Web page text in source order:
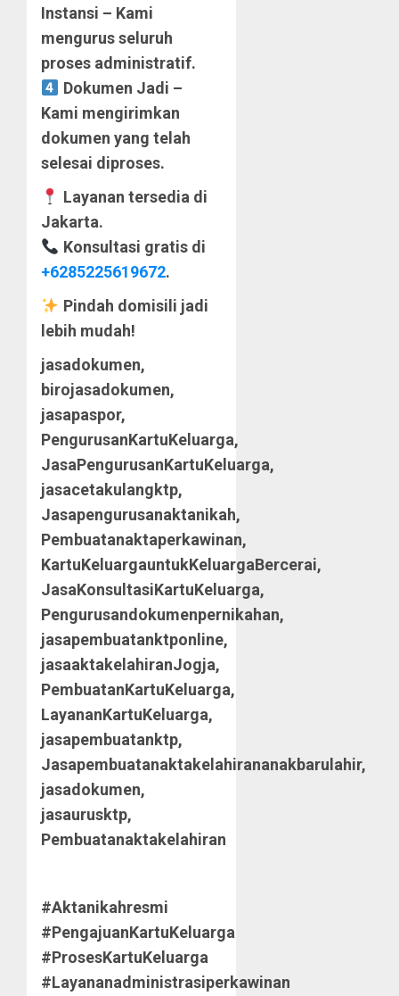
Instansi – Kami
mengurus seluruh
proses administratif.
Dokumen Jadi –
Kami mengirimkan
dokumen yang telah
selesai diproses.
Layanan tersedia di
Jakarta.
Konsultasi gratis di
+6285225619672.
Pindah domisili jadi
lebih mudah!
jasadokumen,
birojasadokumen,
jasapaspor,
PengurusanKartuKeluarga,
JasaPengurusanKartuKeluarga,
jasacetakulangktp,
Jasapengurusanaktanikah,
Pembuatanaktaperkawinan,
KartuKeluargauntukKeluargaBercerai,
JasaKonsultasiKartuKeluarga,
Pengurusandokumenpernikahan,
jasapembuatanktponline,
jasaaktakelahiranJogja,
PembuatanKartuKeluarga,
LayananKartuKeluarga,
jasapembuatanktp,
Jasapembuatanaktakelahirananakbarulahir,
jasadokumen,
jasaurusktp,
Pembuatanaktakelahiran
#Aktanikahresmi
#PengajuanKartuKeluarga
#ProsesKartuKeluarga
#Layananadministrasiperkawinan